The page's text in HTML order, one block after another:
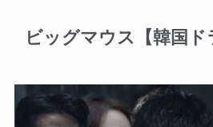
ビッグマウス【韓国